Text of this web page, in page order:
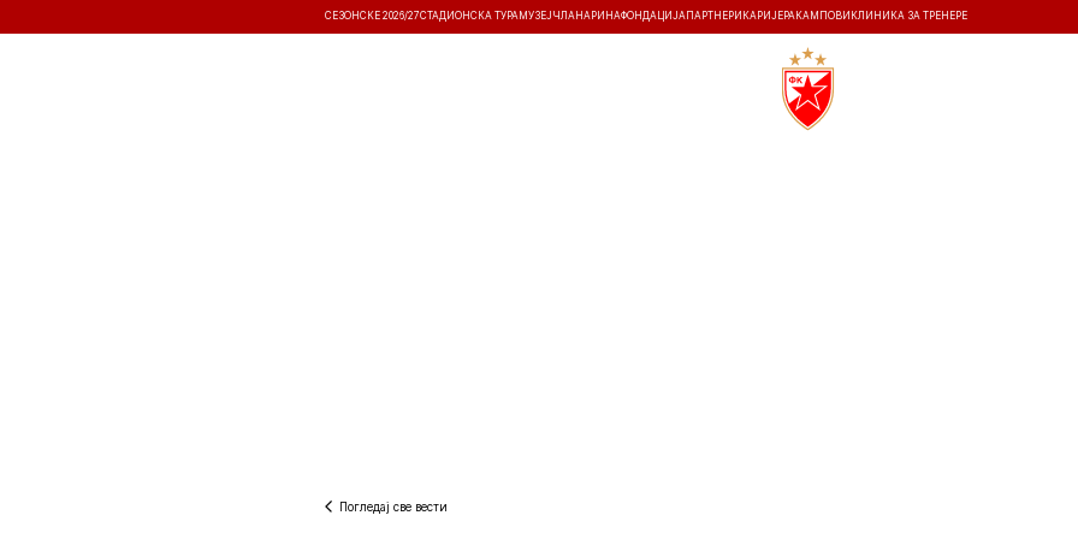
СЕЗОНСКЕ 2026/27СТАДИОНСКА ТУРА МУЗЕЈ ЧЛАНАРИНАФОНДАЦИЈА ПАРТНЕРИ КАРИЈЕРА КАМПОВИ КЛИНИКА ЗА ТРЕНЕРЕ
Погледај све вести